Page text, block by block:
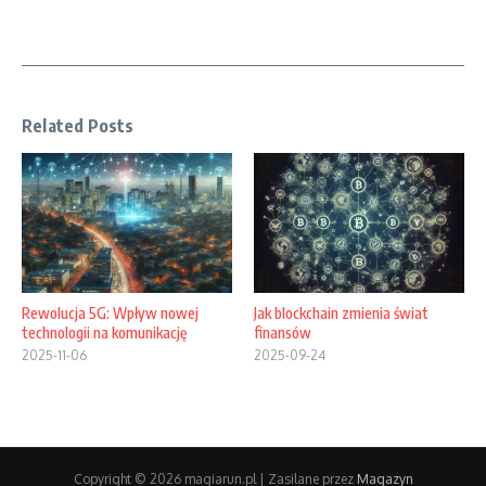
Related Posts
Rewolucja 5G: Wpływ nowej
technologii na komunikację
2025-11-06
Jak blockchain zmienia świat
finansów
2025-09-24
Copyright © 2026 magiarun.pl | Zasilane przez Magazyn